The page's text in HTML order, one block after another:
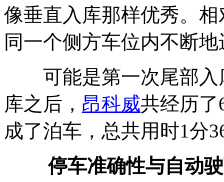
像垂直入库那样优秀。
同一个侧方车位内不断
可能是第一次尾部入
库之后， 昂科威共经历
成了泊车，总共用时1分
停车准确性与自动